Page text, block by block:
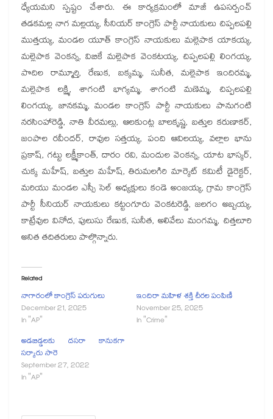
ధ్యేయమని స్పష్టం చేశారు. ఈ కార్యక్రమంలో మాజీ ఉపసర్పంచ్
తడకమల్ల నాగ మల్లయ్య, సీనియర్ కాంగ్రెస్ పార్టీ నాయకులు చిప్పలపల్లి
ముత్తయ్య, మండల యూత్ కాంగ్రెస్ నాయకులు మల్లెపాక యాకయ్య,
మల్లెపాక వెంకన్న, విబికే మల్లెపాక వెంకటయ్య, చిప్పలపల్లి లింగయ్య,
పొదిల రామ్మూర్తి, రేణుక, బక్కమ్మ, సునీత, మల్లెపాక ఇందిరమ్మ,
మల్లెపాక లక్ష్మి, శాగంటి భాగ్యమ్మ, శాగంటి మణెమ్మ, చిప్పలపల్లి
లింగయ్య, జానకమ్మ, మండల కాంగ్రెస్ పార్టీ నాయకులు పానుగంటి
నరసింహారెడ్డి, నాతి వీరమల్లు, ఆలకుంట్ల బాలకృష్ణ, బత్తుల కరుణాకర్,
జంపాల రవీందర్, రావుల సత్తయ్య, పంది ఆవిలయ్య, వల్లాల భాను
ప్రకాష్, గట్టు లక్ష్మీకాంత్, దారం రవి, మందుల వెంకన్న, యాట భాస్కర్,
చుక్క మహేష్, బత్తుల మహేష్, తిరుమలగిరి మార్కెట్ కమిటీ డైరెక్టర్,
మరియు మండల ఎస్సీ సెల్ అధ్యక్షులు కండె అంజయ్య, గ్రామ కాంగ్రెస్
పార్టీ సీనియర్ నాయకులు కట్టంగూరు వెంకటరెడ్డి, జలగం అబ్బయ్య,
కాట్రేవుల వినోద, పులుసు రేణుక, సునీత, అలివేలు మంగమ్మ, చిత్తలూరి
అనిత తదితరులు పాల్గొన్నారు.
Related
నాగారంలో కాంగ్రెస్ పరుగులు
December 21, 2025
In "AP"
ఇందిరా మహిళ శక్తి చీరల పంపిణీ
November 25, 2025
In "Crime"
అడబిడ్డలకు దసరా కానుకగా
సర్కారు సారె
September 27, 2022
In "AP"